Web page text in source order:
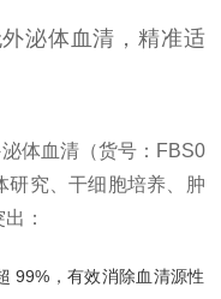
泌体血清，精准适
体血清（货号：FBS0
研究、干细胞培养、肿
：
99%，有效消除血清源性